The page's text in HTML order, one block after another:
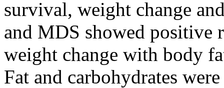
survival, weight change
and MDS showed positive
weight change with body
Fat and carbohydrates